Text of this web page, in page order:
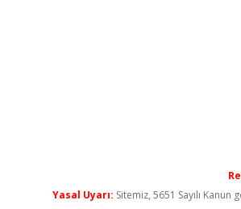
Yasal Uyarı: Sitemiz, 5651 Sayılı